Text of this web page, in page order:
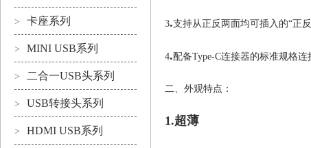
> 卡座系列
> MINI USB系列
> 二合一USB头系列
> USB转接头系列
> HDMI USB系列
3.支持从正反两面均可插入的“正
4.配备Type-C连接器的标准规格
二、外观特点：
1.超薄